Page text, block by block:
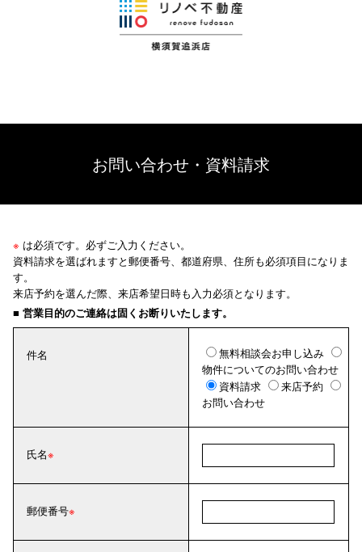
お問い合わせ・資料請求
※ は必須です。必ずご入力ください。
資料請求を選ばれますと郵便番号、都道府県、住所も必須項目になりま
す。
来店予約を選んだ際、来店希望日時も入力必須となります。
■ 営業目的のご連絡は固くお断りいたします。
件名
無料相談会お申し込み
物件についてのお問い合わせ
資料請求
来店予約
お問い合わせ
氏名
郵便番号